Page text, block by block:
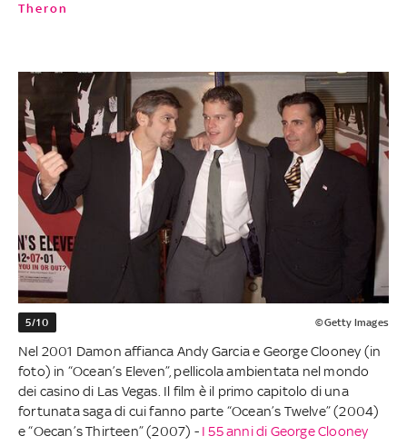
Theron
5/10 ©Getty Images
Nel 2001 Damon affianca Andy Garcia e George Clooney (in
foto) in “Ocean’s Eleven”, pellicola ambientata nel mondo
dei casino di Las Vegas. Il film è il primo capitolo di una
fortunata saga di cui fanno parte “Ocean’s Twelve” (2004)
e “Oecan’s Thirteen” (2007) - I 55 anni di George Clooney